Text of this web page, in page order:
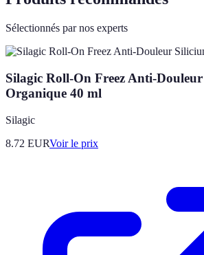
Sélectionnés par nos experts
Silagic Roll-On Freez Anti-
Organique 40 ml
Silagic
8.72 EURVoir le prix